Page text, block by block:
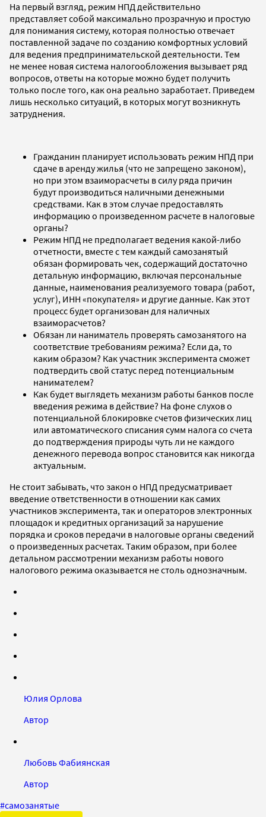
На первый взгляд, режим НПД действительно
представляет собой максимально прозрачную и простую
для понимания систему, которая полностью отвечает
поставленной задаче по созданию комфортных условий
для ведения предпринимательской деятельности. Тем
не менее новая система налогообложения вызывает ряд
вопросов, ответы на которые можно будет получить
только после того, как она реально заработает. Приведем
лишь несколько ситуаций, в которых могут возникнуть
затруднения.
Гражданин планирует использовать режим НПД при
сдаче в аренду жилья (что не запрещено законом),
но при этом взаиморасчеты в силу ряда причин
будут производиться наличными денежными
средствами. Как в этом случае предоставлять
информацию о произведенном расчете в налоговые
органы?
Режим НПД не предполагает ведения какой-либо
отчетности, вместе с тем каждый самозанятый
обязан формировать чек, содержащий достаточно
детальную информацию, включая персональные
данные, наименования реализуемого товара (работ,
услуг), ИНН «покупателя» и другие данные. Как этот
процесс будет организован для наличных
взаиморасчетов?
Обязан ли наниматель проверять самозанятого на
соответствие требованиям режима? Если да, то
каким образом? Как участник эксперимента сможет
подтвердить свой статус перед потенциальным
нанимателем?
Как будет выглядеть механизм работы банков после
введения режима в действие? На фоне слухов о
потенциальной блокировке счетов физических лиц
или автоматического списания сумм налога со счета
до подтверждения природы чуть ли не каждого
денежного перевода вопрос становится как никогда
актуальным.
Не стоит забывать, что закон о НПД предусматривает
введение ответственности в отношении как самих
участников эксперимента, так и операторов электронных
площадок и кредитных организаций за нарушение
порядка и сроков передачи в налоговые органы сведений
о произведенных расчетах. Таким образом, при более
детальном рассмотрении механизм работы нового
налогового режима оказывается не столь однозначным.
Юлия Орлова
Автор
Любовь Фабиянская
Автор
#самозанятые